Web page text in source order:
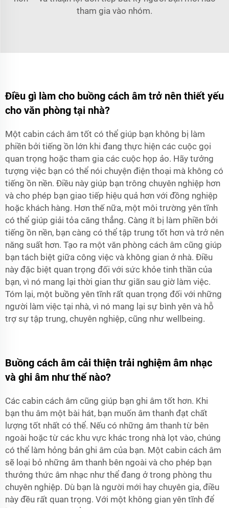
tham gia vào nhóm.
Điều gì làm cho buồng cách âm trở nên thiết yếu
cho văn phòng tại nhà?
Một cabin cách âm tốt có thể giúp bạn không bị làm
phiền bởi tiếng ồn lớn khi đang thực hiện các cuộc gọi
quan trọng hoặc tham gia các cuộc họp ảo. Hãy tưởng
tượng việc bạn có thể nói chuyện điện thoại mà không có
tiếng ồn nền. Điều này giúp bạn trông chuyên nghiệp hơn
và cho phép bạn giao tiếp hiệu quả hơn với đồng nghiệp
hoặc khách hàng. Hơn thế nữa, một môi trường yên tĩnh
có thể giúp giải tỏa căng thẳng. Càng ít bị làm phiền bởi
tiếng ồn nền, bạn càng có thể tập trung tốt hơn và trở nên
năng suất hơn. Tạo ra một văn phòng cách âm cũng giúp
bạn tách biệt giữa công việc và không gian ở nhà. Điều
này đặc biệt quan trọng đối với sức khỏe tinh thần của
bạn, vì nó mang lại thời gian thư giãn sau giờ làm việc.
Tóm lại, một buồng yên tĩnh rất quan trọng đối với những
người làm việc tại nhà, vì nó mang lại sự bình yên và hỗ
trợ sự tập trung, chuyên nghiệp, cũng như wellbeing.
Buồng cách âm cải thiện trải nghiệm âm nhạc
và ghi âm như thế nào?
Các cabin cách âm cũng giúp bạn ghi âm tốt hơn. Khi
bạn thu âm một bài hát, bạn muốn âm thanh đạt chất
lượng tốt nhất có thể. Nếu có những âm thanh từ bên
ngoài hoặc từ các khu vực khác trong nhà lọt vào, chúng
có thể làm hỏng bản ghi âm của bạn. Một cabin cách âm
sẽ loại bỏ những âm thanh bên ngoài và cho phép bạn
thưởng thức âm nhạc như thể đang ở trong phòng thu
chuyên nghiệp. Dù bạn là người mới hay chuyên gia, điều
này đều rất quan trọng. Với một không gian yên tĩnh để